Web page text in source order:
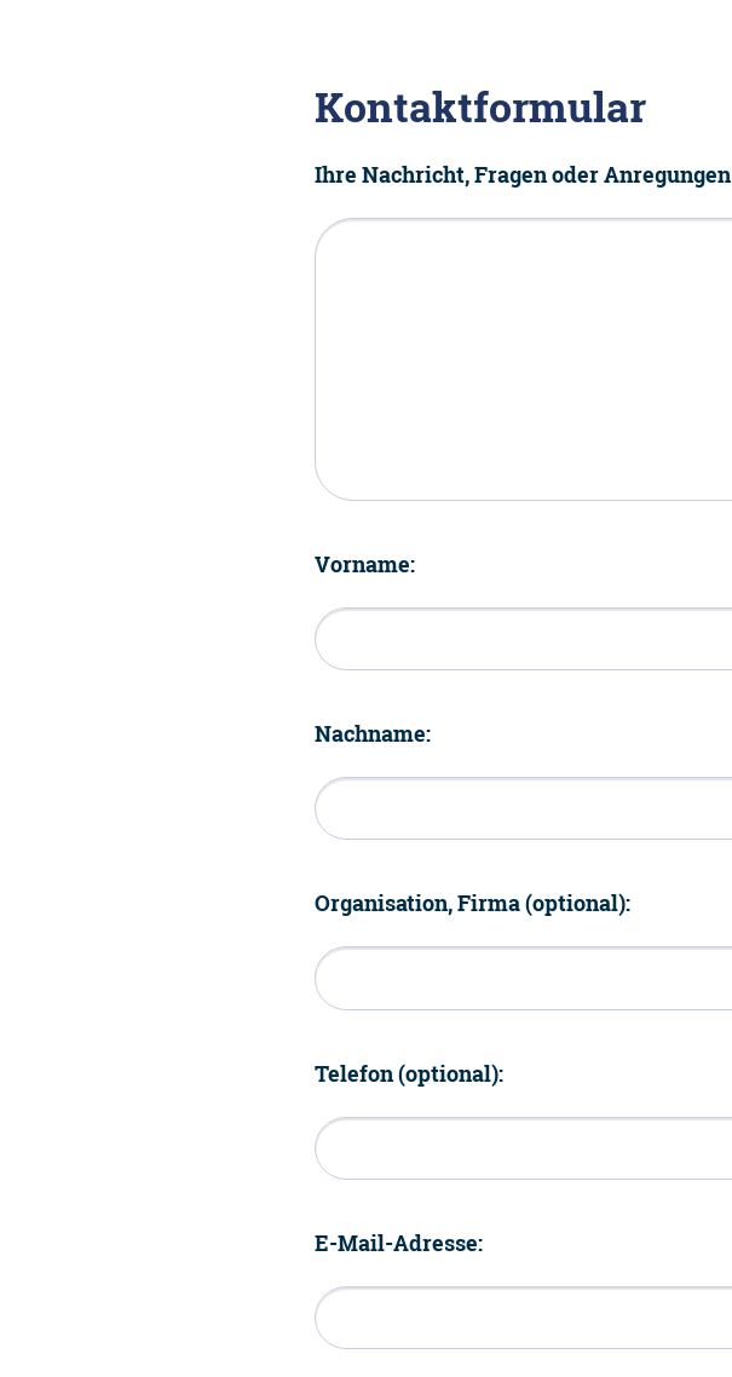
Kontaktformular
Ihre Nachricht, Fragen oder Anregungen
Vorname:
Nachname:
Organisation, Firma (optional):
Telefon (optional):
E-Mail-Adresse: